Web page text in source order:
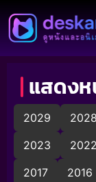
แสดง
2029 2028
2023
2022
2017
2016